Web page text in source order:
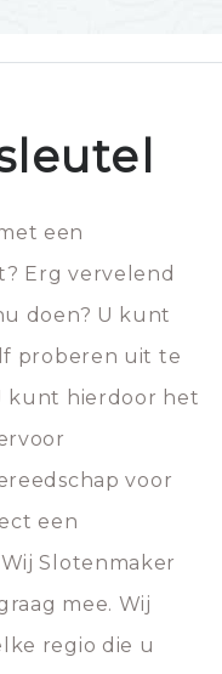
een
Erg vervelend
doen? U kunt
proberen uit te
kunt hierdoor het
voor
een
Slotenmaker
mee. Wij
regio die u